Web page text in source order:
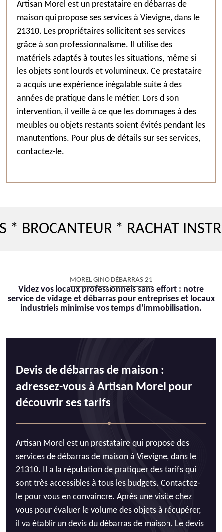
Artisan Morel est un prestataire en débarras de
maison qui propose ses services à Vievigne, dans le
21310. Les propriétaires sollicitent ses services
grâce à son professionnalisme. Il utilise des
matériels adaptés à toutes les situations, même si
les objets sont lourds et volumineux. Ce prestataire
a acquis une expérience inégalable suite à des
années de pratique dans le métier. Lors d son
intervention, il veille à ce que les dommages à des
meubles ou objets restants soient évités pendant les
manutentions. Pour plus de détails sur ses services,
contactez-le.
* RACHAT
MOREL GINO DÉBARRAS 21
Videz vos locaux professionnels sans effort : notre
service de vidage et débarras pour entreprises et locaux
industriels minimise vos temps d'immobilisation.
Devis de débarras de maison :
adressez-vous à Artisan Morel pour
découvrir ses tarifs
Artisan Morel est un prestataire qui propose des
services de débarras de maison à Vievigne, dans le
21310. Il a la réputation de pratiquer des tarifs qui
sont très accessibles à tous les budgets. Contactez-
le pour vous en convaincre. Après une visite chez
vous pour évaluer le volume des objets à récupérer,
il va établir un devis du débarras de maison. Le devis